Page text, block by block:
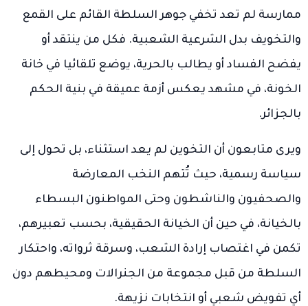
ممارسة لم تعد تخفي جوهر السلطة القائم على القمع
والتخويف بدل الشرعية الشعبية. فكل من ينتقد أو
يفضح الفساد أو يطالب بالحرية، يوضع تلقائيا في خانة
الخونة، في مشهد يعكس أزمة عميقة في بنية الحكم
بالجزائر.
ويرى متابعون أن التخوين لم يعد استثناء، بل تحول إلى
سياسة رسمية، حيث تُتهم النخب المعارضة
والصحفيون والناشطون وحتى المواطنون البسطاء
بالخيانة، في حين أن الخيانة الحقيقية، بحسب تعبيرهم،
تكمن في اغتصاب إرادة الشعب، وسرقة ثرواته، واحتكار
السلطة من قبل مجموعة من الجنرالات ومحيطهم دون
أي تفويض شعبي أو انتخابات نزيهة.